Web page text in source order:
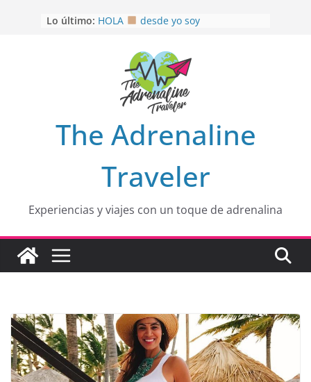
Lo último: HOLA
desde yo soy
EL SENDERO DEL CACAO: Excelente
opción
HOSPEDAJE AL NATURALSHH !!
OTRA PERSPECTIVA de RÍO EL
MULITO!
The Adrenaline
Traveler
Experiencias y viajes con un toque de adrenalina